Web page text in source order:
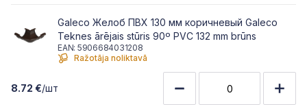
Galeco Желоб ПВХ 130 мм коричневый Galeco
Teknes ārējais stūris 90º PVC 132 mm brūns
EAN: 5906684031208
Ražotāja noliktavā
8.72 €/шт